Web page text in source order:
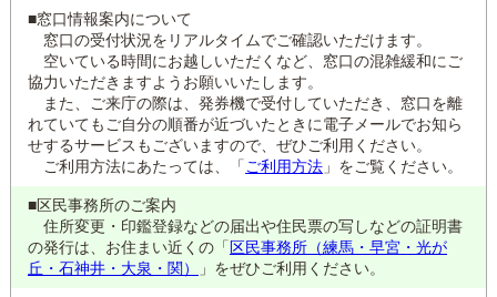
■窓口情報案内について
窓口の受付状況をリアルタイムでご確認いただけます。
空いている時間にお越しいただくなど、窓口の混雑緩和にご
協力いただきますようお願いいたします。
また、ご来庁の際は、発券機で受付していただき、窓口を離
れていてもご自分の順番が近づいたときに電子メールでお知ら
せするサービスもございますので、ぜひご利用ください。
ご利用方法にあたっては、「 ご利用方法 」をご覧ください。
■区民事務所のご案内
住所変更・印鑑登録などの届出や住民票の写しなどの証明書
の発行は、お住まい近くの「 区民事務所（練馬・早宮・光が
丘・石神井・大泉・関）
」をぜひご利用ください。